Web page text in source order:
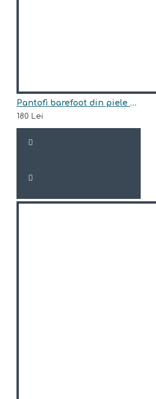
Pantofi barefoot din piele naturala Arisori DABIR
180 Lei